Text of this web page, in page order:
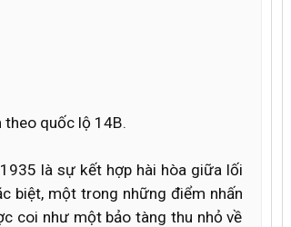
theo quốc lộ 14B.
là sự kết hợp hài hòa giữa lối
biệt, một trong những điểm nhấn
coi như một bảo tàng thu nhỏ về